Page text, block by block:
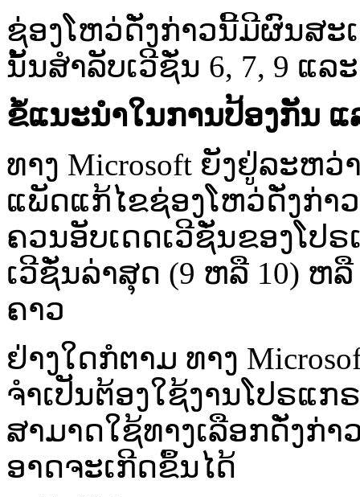
ຊ່ອງ​ໂຫວ່​ດັ່ງ​ກ່າວ​ນີ້​ມີ​ຜົນ​ສະເ
ນັ້ນສຳລັບ​ເວີຊັ່ນ 6, 7, 9 ແລ
ຂໍ້​ແນະ​ນຳ​ໃນ​ການ​ປ້ອງ​ກັນ ​ແ
ທາງ Microsoft ຍັງ​ຢູ່​ລະຫ
ແພັດ​ແກ້​ໄຂ​ຊ່ອງ​ໂຫວ່​ດັ່ງ​ກ່າ
ຄວນ​ອັບ​ເດດ​ເວີ​ຊັ່ນ​ຂອງ​ໂປຣ​
ເວີຊັ່ນ​ລ່າ​ສຸດ (9 ຫລື 10) ຫ
ຄາວ
ຢ່າງໃດ​ກໍ​ຕາມ ທາງ
ຈຳ​ເປັນ​ຕ້ອງ​ໃຊ້​ງານ​ໂປ​ຣແກ
ສາມາດ​ໃຊ້​ທາງ​ເລືອກ​ດັ່ງ​ກ່
ອາດຈະ​ເກີດ​ຂຶ້ນໄດ້